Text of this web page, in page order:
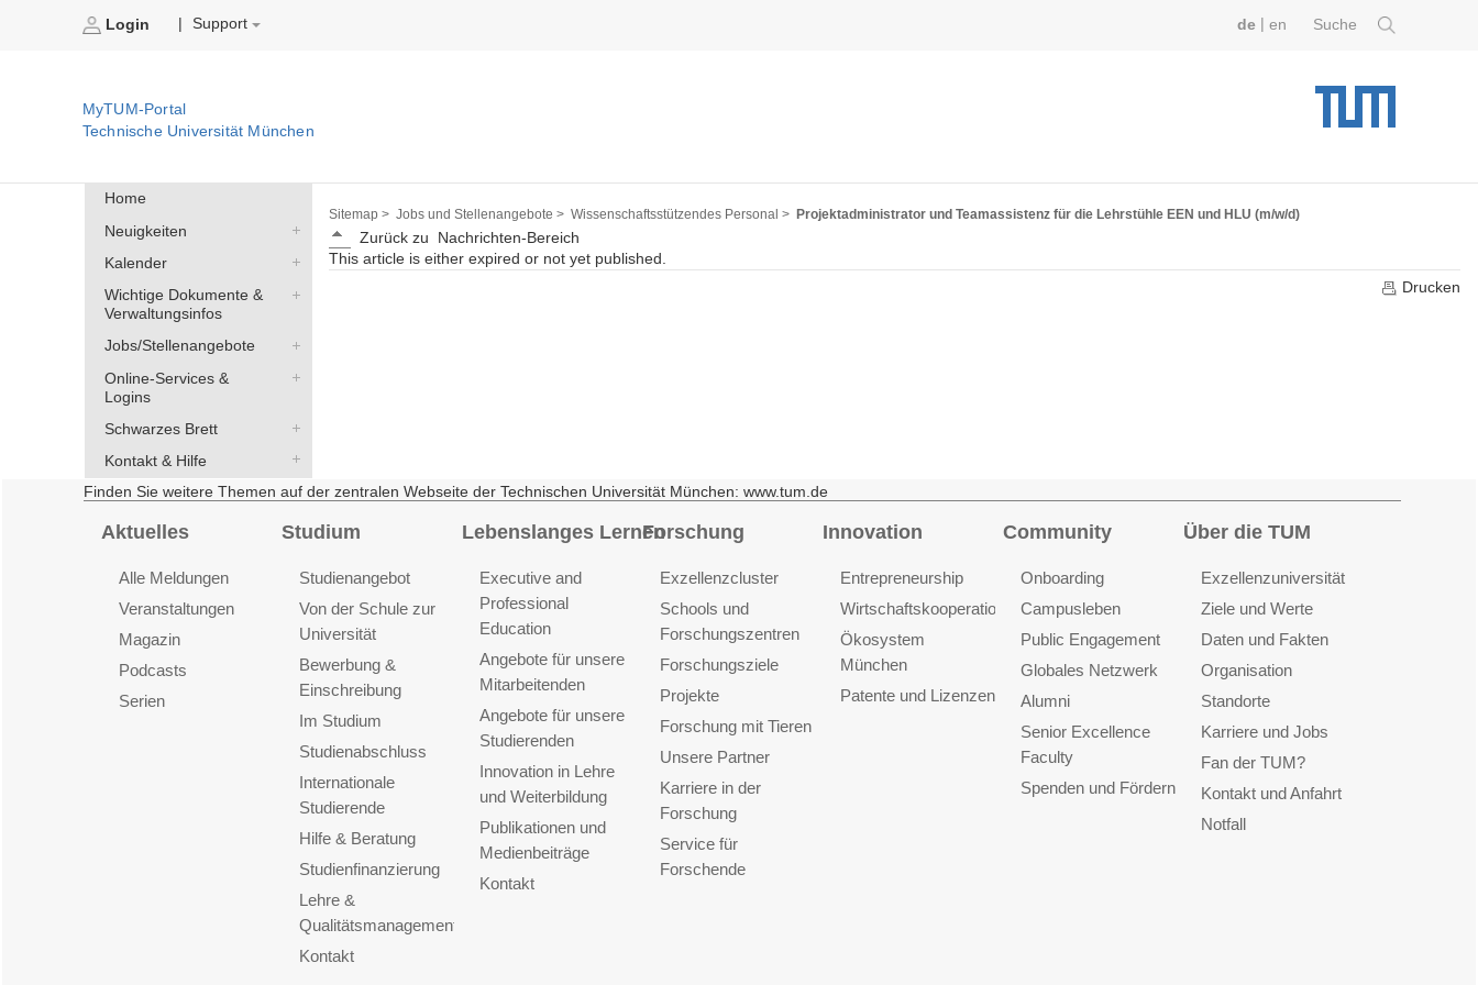
Login Support Suche
de en
MyTUM-Portal
Technische Universität München
Home
Neuigkeiten
Kalender
Wichtige Dokumente &
Verwaltungsinfos
Jobs/Stellenangebote
Online-Services &
Logins
Schwarzes Brett
Kontakt & Hilfe
Sitemap > Jobs und Stellenangebote > Wissenschaftsstützendes Personal > Projektadministrator und Teamassistenz für die Lehrstühle EEN und HLU (m/w/d)
Zurück zu
Nachrichten-Bereich
This article is either expired or not yet published.
Drucken
Finden Sie weitere Themen auf der zentralen Webseite der Technischen Universität München: www.tum.de
Aktuelles
Alle Meldungen
Veranstaltungen
Magazin
Podcasts
Serien
Studium
Studienangebot
Von der Schule zur
Universität
Bewerbung &
Einschreibung
Im Studium
Studienabschluss
Internationale
Studierende
Hilfe & Beratung
Studienfinanzierung
Lehre &
Qualitätsmanagement
Kontakt
Lebenslanges Lernen
Executive and
Professional
Education
Angebote für unsere
Mitarbeitenden
Angebote für unsere
Studierenden
Innovation in Lehre
und Weiterbildung
Publikationen und
Medienbeiträge
Kontakt
Forschung
Exzellenzcluster
Schools und
Forschungszentren
Forschungsziele
Projekte
Forschung mit Tieren
Unsere Partner
Karriere in der
Forschung
Service für
Forschende
Innovation
Entrepreneurship
Wirtschaftskooperationen
Ökosystem
München
Patente und Lizenzen
Community
Onboarding
Campusleben
Public Engagement
Globales Netzwerk
Alumni
Senior Excellence
Faculty
Spenden und Fördern
Über die TUM
Exzellenzuniversität
Ziele und Werte
Daten und Fakten
Organisation
Standorte
Karriere und Jobs
Fan der TUM?
Kontakt und Anfahrt
Notfall